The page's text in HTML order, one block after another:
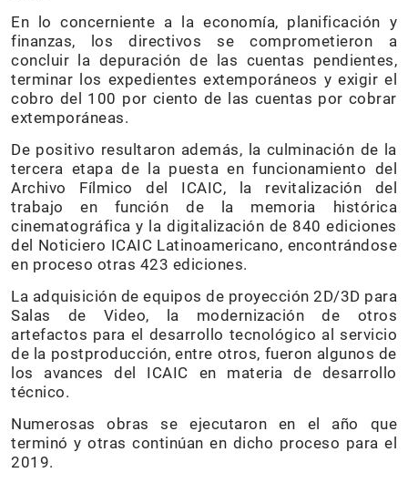
En lo concerniente a la economía, planificación y
finanzas, los directivos se comprometieron a
concluir la depuración de las cuentas pendientes,
terminar los expedientes extemporáneos y exigir el
cobro del 100 por ciento de las cuentas por cobrar
extemporáneas.
De positivo resultaron además, la culminación de la
tercera etapa de la puesta en funcionamiento del
Archivo Fílmico del ICAIC, la revitalización del
trabajo en función de la memoria histórica
cinematográfica y la digitalización de 840 ediciones
del Noticiero ICAIC Latinoamericano, encontrándose
en proceso otras 423 ediciones.
La adquisición de equipos de proyección 2D/3D para
Salas de Video, la modernización de otros
artefactos para el desarrollo tecnológico al servicio
de la postproducción, entre otros, fueron algunos de
los avances del ICAIC en materia de desarrollo
técnico.
Numerosas obras se ejecutaron en el año que
terminó y otras continúan en dicho proceso para el
2019.